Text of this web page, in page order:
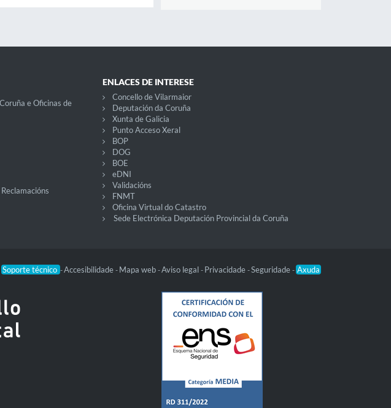
e Oficinas de
ENLACES DE INTERESE
Concello de Vilarmaior
Deputación da Coruña
Xunta de Galicia
Punto Acceso Xeral
BOP
DOG
BOE
eDNI
Validacións
FNMT
Oficina Virtual do Catastro
Sede Electrónica Deputación Provincial da Coruña
Soporte técnico -Accesibilidade - Mapa web -Aviso legal - Privacidade -Seguridade - Axuda